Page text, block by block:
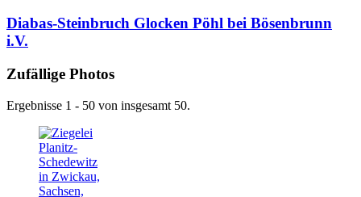
Diabas-Steinbruch Glocken Pöhl bei Bösenbrunn
i.V.
Zufällige Photos
Ergebnisse 1 - 50 von insgesamt 50.